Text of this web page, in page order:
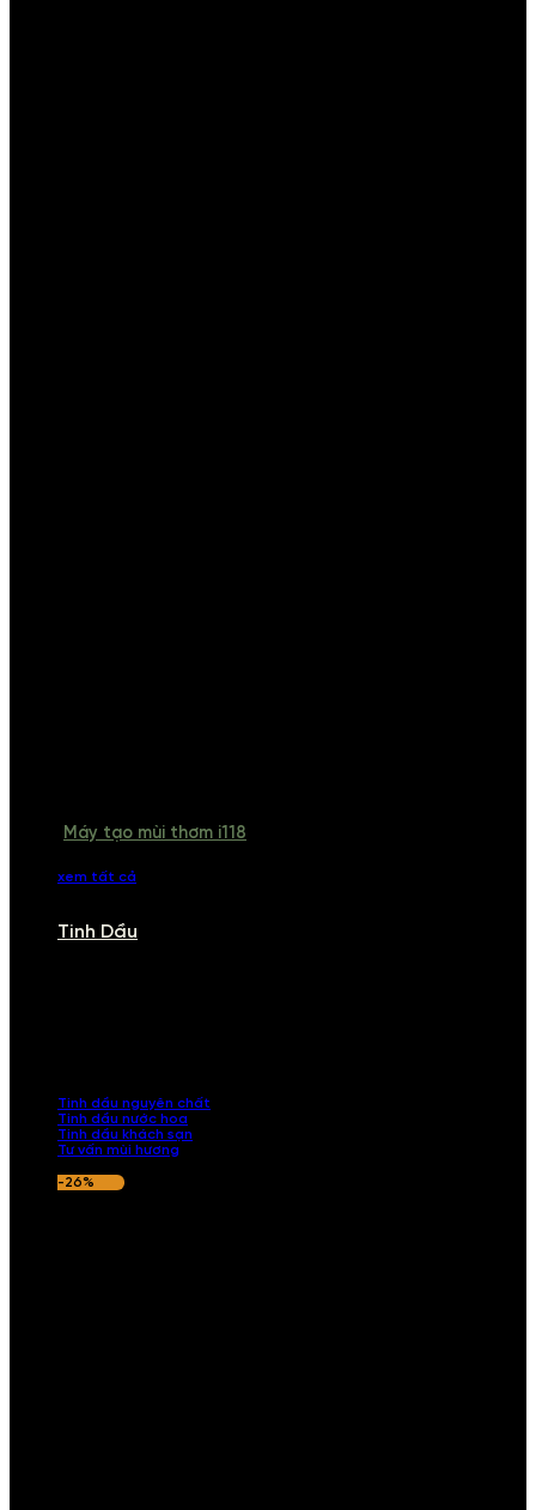
Máy tạo mùi thơm i118
xem tất cả
Tinh Dầu
Tinh dầu nguyên chất
Tinh dầu nước hoa
Tinh dầu khách sạn
Tư vấn mùi hương
-26%